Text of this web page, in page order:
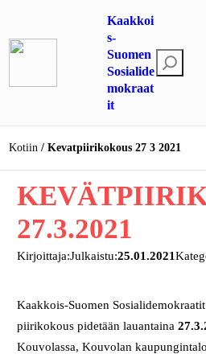
Kaakkoi
s-
Suomen
Sosialide
mokraat
it
t
Kotiin Kevatpiirikokous 27 3 2021
27.3.2021
Kirjoittaja:Julkaistu:25.01.2021
Kaakkois-Suomen
piirikokous pidetään lauantaina
Kouvolassa, Kouvolan